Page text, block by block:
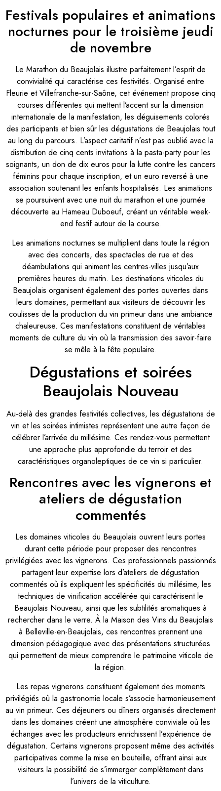
Festivals populaires et animations
nocturnes pour le troisième jeudi
de novembre
Le Marathon du Beaujolais illustre parfaitement l’esprit de
convivialité qui caractérise ces festivités. Organisé entre
Fleurie et Villefranche-sur-Saône, cet événement propose cinq
courses différentes qui mettent l’accent sur la dimension
internationale de la manifestation, les déguisements colorés
des participants et bien sûr les dégustations de Beaujolais tout
au long du parcours. L’aspect caritatif n’est pas oublié avec la
distribution de cinq cents invitations à la pasta-party pour les
soignants, un don de dix euros pour la lutte contre les cancers
féminins pour chaque inscription, et un euro reversé à une
association soutenant les enfants hospitalisés. Les animations
se poursuivent avec une nuit du marathon et une journée
découverte au Hameau Duboeuf, créant un véritable week-
end festif autour de la course.
Les animations nocturnes se multiplient dans toute la région
avec des concerts, des spectacles de rue et des
déambulations qui animent les centres-villes jusqu’aux
premières heures du matin. Les destinations viticoles du
Beaujolais organisent également des portes ouvertes dans
leurs domaines, permettant aux visiteurs de découvrir les
coulisses de la production du vin primeur dans une ambiance
chaleureuse. Ces manifestations constituent de véritables
moments de culture du vin où la transmission des savoir-faire
se mêle à la fête populaire.
Dégustations et soirées
Beaujolais Nouveau
Au-delà des grandes festivités collectives, les dégustations de
vin et les soirées intimistes représentent une autre façon de
célébrer l’arrivée du millésime. Ces rendez-vous permettent
une approche plus approfondie du terroir et des
caractéristiques organoleptiques de ce vin si particulier.
Rencontres avec les vignerons et
ateliers de dégustation
commentés
Les domaines viticoles du Beaujolais ouvrent leurs portes
durant cette période pour proposer des rencontres
privilégiées avec les vignerons. Ces professionnels passionnés
partagent leur expertise lors d’ateliers de dégustation
commentés où ils expliquent les spécificités du millésime, les
techniques de vinification accélérée qui caractérisent le
Beaujolais Nouveau, ainsi que les subtilités aromatiques à
rechercher dans le verre. À la Maison des Vins du Beaujolais
à Belleville-en-Beaujolais, ces rencontres prennent une
dimension pédagogique avec des présentations structurées
qui permettent de mieux comprendre le patrimoine viticole de
la région.
Les repas vignerons constituent également des moments
privilégiés où la gastronomie locale s’associe harmonieusement
au vin primeur. Ces déjeuners ou dîners organisés directement
dans les domaines créent une atmosphère conviviale où les
échanges avec les producteurs enrichissent l’expérience de
dégustation. Certains vignerons proposent même des activités
participatives comme la mise en bouteille, offrant ainsi aux
visiteurs la possibilité de s’immerger complètement dans
l’univers de la viticulture.